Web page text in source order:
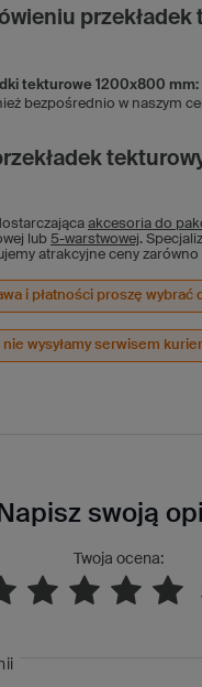
tekturowe 1200x800 mm:
bezpośrednio w naszym
akcesoria do
lub 5-warstwowej.
atrakcyjne ceny
i płatności proszę
nie wysyłamy serwisem
Napisz swoją
Twoja ocena: